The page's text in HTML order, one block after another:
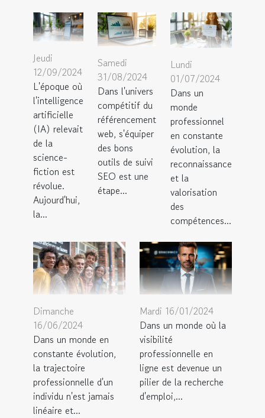
Jeudi
12/09/2024
L'époque où
l'intelligence
artificielle
(IA) relevait
de la
science-
fiction est
révolue.
Aujourd'hui,
la...
Samedi
31/08/2024
Dans l'univers
compétitif du
référencement
web, s'équiper
des bons
outils de suivi
SEO est une
étape...
Lundi
01/07/2024
Dans un
monde
professionnel
en constante
évolution, la
reconnaissance
et la
valorisation
des
compétences...
Dimanche
16/06/2024
Dans un monde en
constante évolution,
la trajectoire
professionnelle d'un
individu n'est jamais
linéaire et...
Mardi 16/01/2024
Dans un monde où la
visibilité
professionnelle en
ligne est devenue un
pilier de la recherche
d'emploi,...